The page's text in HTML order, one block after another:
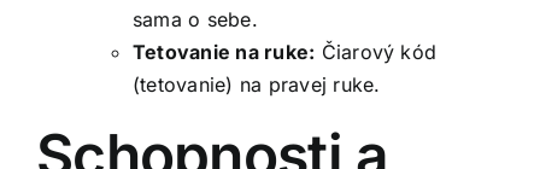
sama o sebe.
Tetovanie na ruke: Čiarový kód
(tetovanie) na pravej ruke.
Schopnosti a